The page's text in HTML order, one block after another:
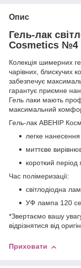
Опис
Гель-лак
Cosmetics №4
Колекція шимерних
чарівних, блискучих
забезпечує
гарантує приємне
Гель лаки мають
максимальний
Гель-лак АВЕНІР
легке нанесення
миттєве
короткий період
Час полімеризації:
світлодіодна
УФ лампа 120
*Звертаємо вашу
відрізнятися від
Приховати